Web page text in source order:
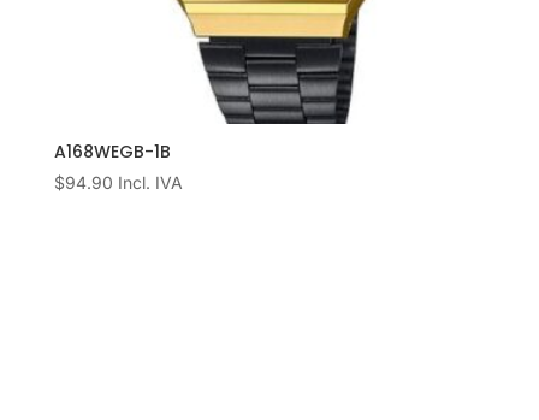
A168WEGB-1B
$94.90 Incl. IVA